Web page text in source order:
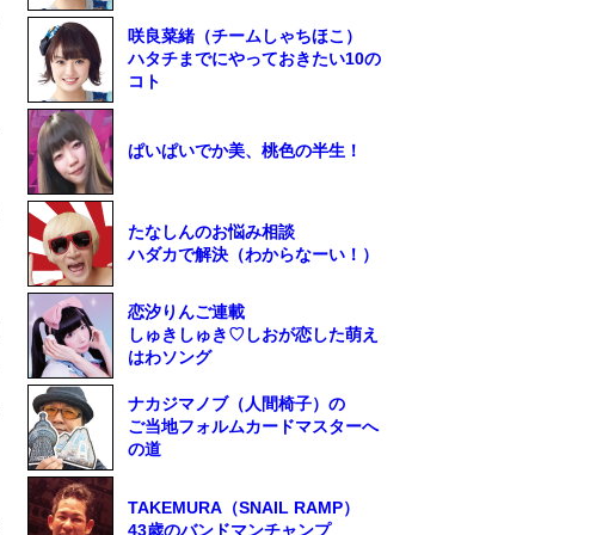
咲良菜緒（チームしゃちほこ）
ハタチまでにやっておきたい10の
コト
ぱいぱいでか美、桃色の半生！
たなしんのお悩み相談
ハダカで解決（わからなーい！）
恋汐りんご連載
しゅきしゅき♡しおが恋した萌え
はわソング
ナカジマノブ（人間椅子）の
ご当地フォルムカードマスターへ
の道
TAKEMURA（SNAIL RAMP）
43歳のバンドマンチャンプ